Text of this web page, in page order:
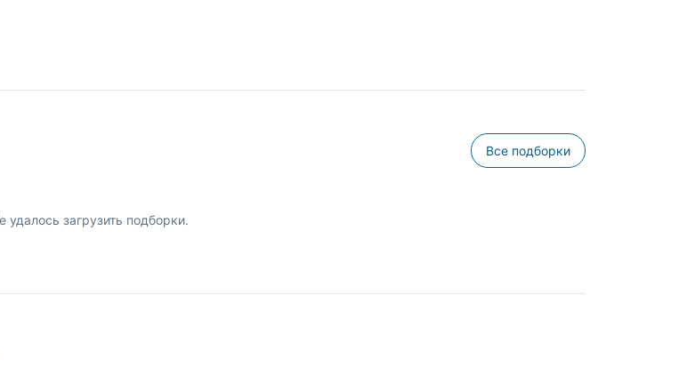
Все подборки
удалось загрузить подборки.